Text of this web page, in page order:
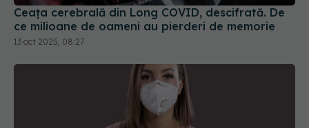
Ceața cerebrală din Long COVID, descifrată. De
ce milioane de oameni au pierderi de memorie
13 oct 2025, 08:27